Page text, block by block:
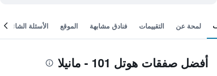
لمحة عن التقييمات فنادق مشابهة الموقع الأسئلة الشائعة
أفضل صفقات هوتل 101 - مانيلا